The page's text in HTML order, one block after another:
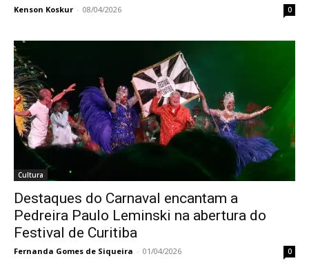
Kenson Koskur - 08/04/2026 0
Cultura
Destaques do Carnaval encantam a
Pedreira Paulo Leminski na abertura do
Festival de Curitiba
Fernanda Gomes de Siqueira - 01/04/2026 0